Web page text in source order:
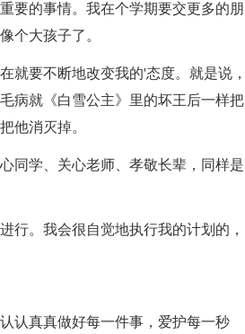
的事情。我在个学期要交更多的朋
个大孩子了。
要不断地改变我的'态度。就是说，
病就《白雪公主》里的坏王后一样把
他消灭掉。
学、关心老师、孝敬长辈，同样是
。我会很自觉地执行我的计划的，
真真做好每一件事，爱护每一秒